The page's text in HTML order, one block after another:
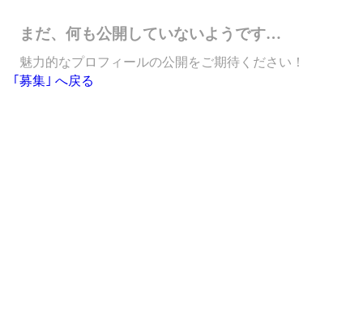
まだ、何も公開していないようです…
魅力的なプロフィールの公開をご期待ください！
｢募集｣ へ戻る